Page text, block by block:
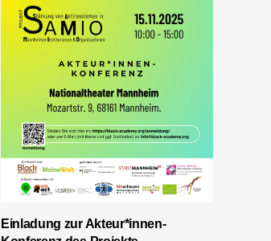
Einladung zur Akteur*innen-